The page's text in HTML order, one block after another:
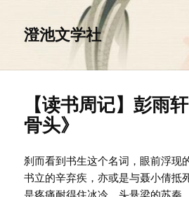
澄池文学社
【读书周记】彭雨
骨头》
刹而看到书生这个名词，眼前浮现
书立的辛弃疾，亦或是与聂小倩抵